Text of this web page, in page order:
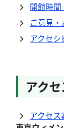
開館時
ご意見
アクセ
アクセ
アクセス